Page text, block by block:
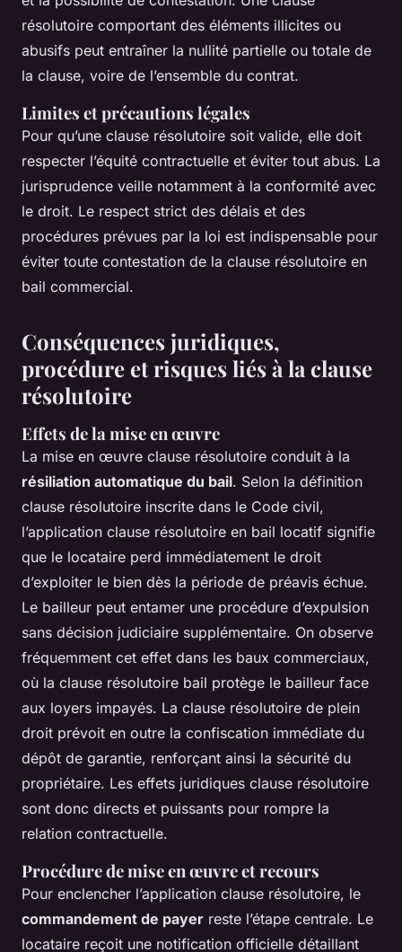
résolutoire comportant des éléments illicites ou
abusifs peut entraîner la nullité partielle ou totale de
la clause, voire de l’ensemble du contrat.
Limites et précautions légales
Pour qu’une clause résolutoire soit valide, elle doit
respecter l’équité contractuelle et éviter tout abus. La
jurisprudence veille notamment à la conformité avec
le droit. Le respect strict des délais et des
procédures prévues par la loi est indispensable pour
éviter toute contestation de la clause résolutoire en
bail commercial.
Conséquences juridiques,
procédure et risques liés à la clause
résolutoire
Effets de la mise en œuvre
La mise en œuvre clause résolutoire conduit à la
résiliation automatique du bail. Selon la définition
clause résolutoire inscrite dans le Code civil,
l’application clause résolutoire en bail locatif signifie
que le locataire perd immédiatement le droit
d’exploiter le bien dès la période de préavis échue.
Le bailleur peut entamer une procédure d’expulsion
sans décision judiciaire supplémentaire. On observe
fréquemment cet effet dans les baux commerciaux,
où la clause résolutoire bail protège le bailleur face
aux loyers impayés. La clause résolutoire de plein
droit prévoit en outre la confiscation immédiate du
dépôt de garantie, renforçant ainsi la sécurité du
propriétaire. Les effets juridiques clause résolutoire
sont donc directs et puissants pour rompre la
relation contractuelle.
Procédure de mise en œuvre et recours
Pour enclencher l’application clause résolutoire, le
commandement de payer reste l’étape centrale. Le
locataire reçoit une notification officielle détaillant